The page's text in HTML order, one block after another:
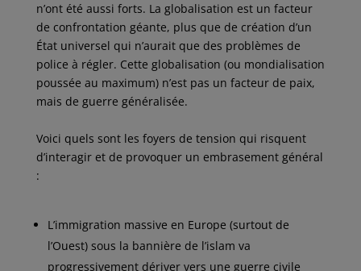
n’ont été aussi forts. La globalisation est un facteur
de confrontation géante, plus que de création d’un
État universel qui n’aurait que des problèmes de
police à régler. Cette globalisation (ou mondialisation
poussée au maximum) n’est pas un facteur de paix,
mais de guerre généralisée.
Voici quels sont les foyers de tension qui risquent
d’interagir et de provoquer un embrasement général
:
L’immigration massive en Europe (surtout de
l’Ouest) sous la bannière de l’islam va
progressivement dériver vers une guerre civile